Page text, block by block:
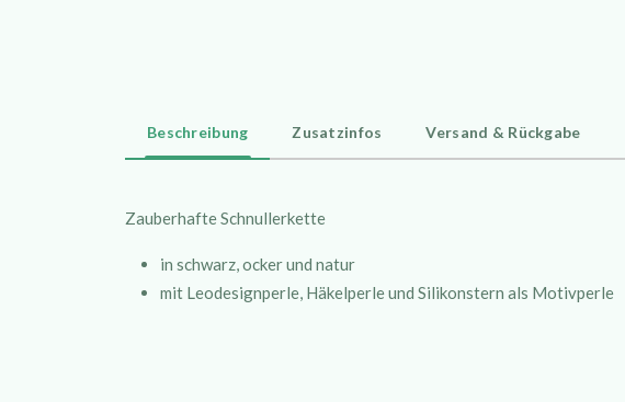
Beschreibung Zusatzinfos Versand & Rückgabe
Zauberhafte Schnullerkette
in schwarz, ocker und natur
mit Leodesignperle, Häkelperle und Silikonstern als Motivperle